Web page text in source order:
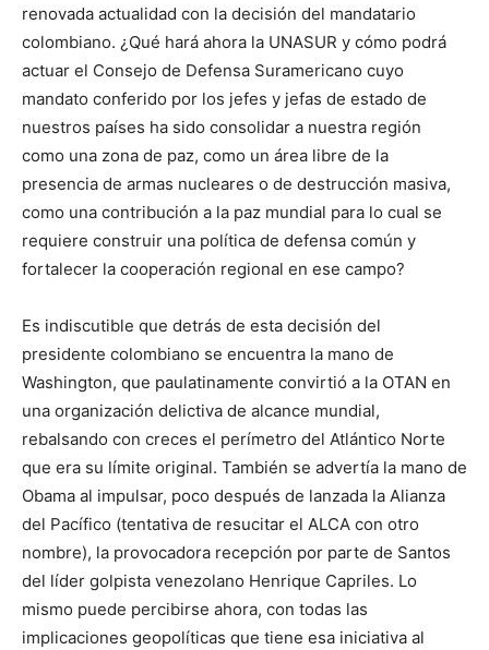
renovada actualidad con la decisión del mandatario
colombiano. ¿Qué hará ahora la UNASUR y cómo podrá
actuar el Consejo de Defensa Suramericano cuyo
mandato conferido por los jefes y jefas de estado de
nuestros países ha sido consolidar a nuestra región
como una zona de paz, como un área libre de la
presencia de armas nucleares o de destrucción masiva,
como una contribución a la paz mundial para lo cual se
requiere construir una política de defensa común y
fortalecer la cooperación regional en ese campo?
Es indiscutible que detrás de esta decisión del
presidente colombiano se encuentra la mano de
Washington, que paulatinamente convirtió a la OTAN en
una organización delictiva de alcance mundial,
rebalsando con creces el perímetro del Atlántico Norte
que era su límite original. También se advertía la mano de
Obama al impulsar, poco después de lanzada la Alianza
del Pacífico (tentativa de resucitar el ALCA con otro
nombre), la provocadora recepción por parte de Santos
del líder golpista venezolano Henrique Capriles. Lo
mismo puede percibirse ahora, con todas las
implicaciones geopolíticas que tiene esa iniciativa al